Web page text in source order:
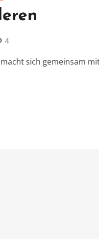
4
sich gemeinsam